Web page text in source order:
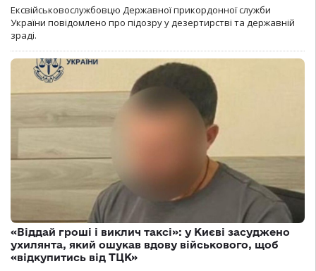
Ексвійськовослужбовцю Державної прикордонної служби
України повідомлено про підозру у дезертирстві та державній
зраді.
«Віддай гроші і виклич таксі»: у Києві засуджено
ухилянта, який ошукав вдову військового, щоб
«відкупитись від ТЦК»